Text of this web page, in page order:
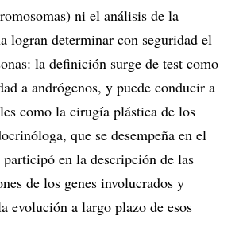
ni el análisis de la
logran determinar con seguridad el
la definición surge de test como
a andrógenos, y puede conducir a
como la cirugía plástica de los
que se desempeña en el
participó en la descripción de las
de los genes involucrados y
evolución a largo plazo de esos